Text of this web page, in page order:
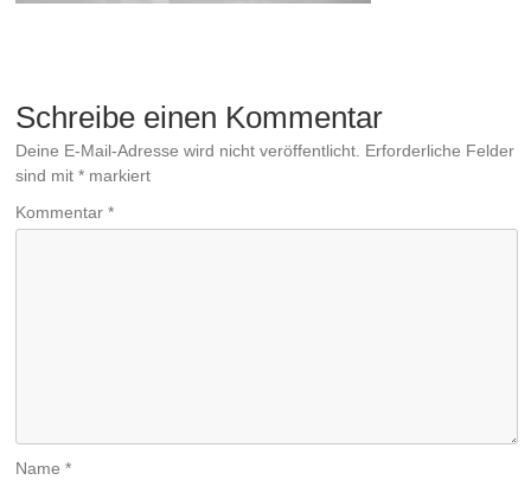
Schreibe einen Kommentar
Deine E-Mail-Adresse wird nicht veröffentlicht. Erforderliche Felder
sind mit* markiert
Kommentar*
Name*